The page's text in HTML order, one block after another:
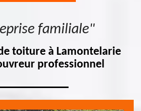
familiale"
toiture à Lamontelarie
professionnel